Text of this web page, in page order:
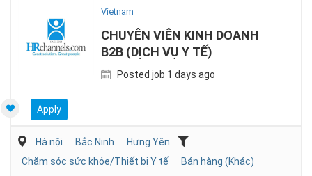
Vietnam
CHUYÊN VIÊN KINH DOANH
B2B (DỊCH VỤ Y TẾ)
Posted job 1 days ago
Apply
Hà nội Bắc Ninh
Hưng Yên
Chăm sóc sức khỏe/Thiết bị Y tế
Bán hàng (Khác)